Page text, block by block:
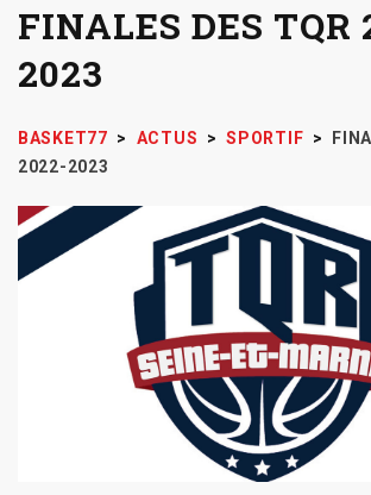
FINALES DES TQR
2023
BASKET77 > ACTUS > SPORTIF >
2022-2023